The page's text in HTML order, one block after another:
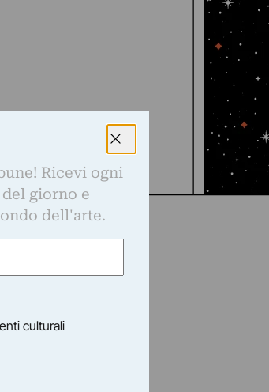
Ricevi ogni
giorno e
dell'arte.
culturali